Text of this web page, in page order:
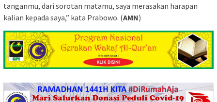
tanganmu, dari sorotan matamu, saya merasakan harapan
kalian kepada saya,” kata Prabowo. (AMN)